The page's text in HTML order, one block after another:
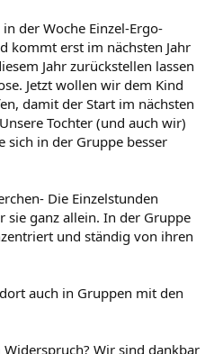
der Woche Einzel-Ergo-
kommt erst im nächsten Jahr
Jahr zurückstellen lassen
Jetzt wollen wir dem Kind
damit der Start im nächsten
Tochter (und auch wir)
sich in der Gruppe besser
Die Einzelstunden
sie ganz allein. In der Gruppe
und ständig von ihren
auch in Gruppen mit den
Wir sind dankbar